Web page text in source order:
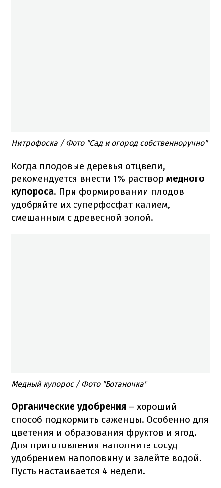
Нитрофоска / Фото "Сад и огород собственноручно"
Когда плодовые деревья отцвели,
рекомендуется внести 1% раствор медного
купороса. При формировании плодов
удобряйте их суперфосфат калием,
смешанным с древесной золой.
Медный купорос / Фото "Ботаночка"
Органические удобрения – хороший
способ подкормить саженцы. Особенно для
цветения и образования фруктов и ягод.
Для приготовления наполните сосуд
удобрением наполовину и залейте водой.
Пусть настаивается 4 недели.